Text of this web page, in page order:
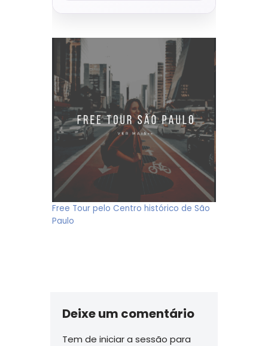
Free Tour pelo Centro histórico de São
Paulo
Deixe um comentário
Tem de iniciar a sessão para